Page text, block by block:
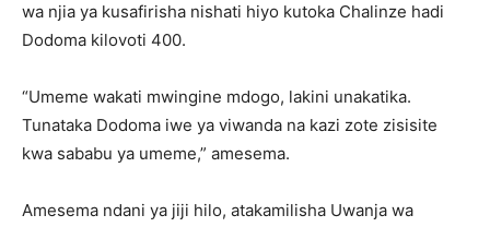
wa njia ya kusafirisha nishati hiyo kutoka Chalinze hadi
Dodoma kilovoti 400.
“Umeme wakati mwingine mdogo, lakini unakatika.
Tunataka Dodoma iwe ya viwanda na kazi zote zisisite
kwa sababu ya umeme,” amesema.
Amesema ndani ya jiji hilo, atakamilisha Uwanja wa